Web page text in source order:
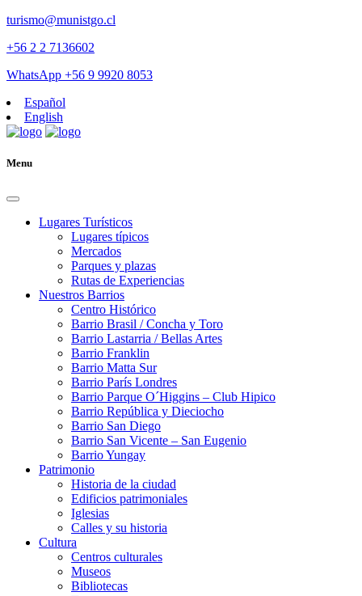
turismo@munistgo.cl
+56 2 2 7136602
WhatsApp +56 9 9920 8053
Español
English
Menu
Lugares Turísticos
Lugares tí­picos
Mercados
Parques y plazas
Rutas de Experiencias
Nuestros Barrios
Centro Histórico
Barrio Brasil / Concha y Toro
Barrio Lastarria / Bellas Artes
Barrio Franklin
Barrio Matta Sur
Barrio Parí­s Londres
Barrio Parque O´Higgins – Club Hipico
Barrio República y Dieciocho
Barrio San Diego
Barrio San Vicente – San Eugenio
Barrio Yungay
Patrimonio
Historia de la ciudad
Edificios patrimoniales
Iglesias
Calles y su historia
Cultura
Centros culturales
Museos
Bibliotecas